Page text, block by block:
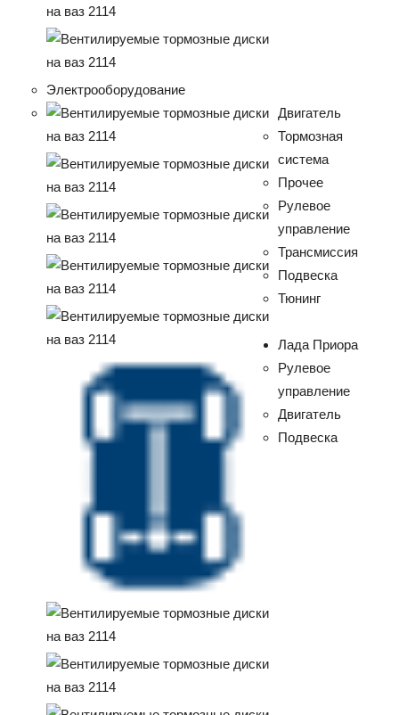
Электрооборудование
Двигатель
Тормозная
система
Прочее
Рулевое
управление
Трансмиссия
Подвеска
Тюнинг
Лада Приора
Рулевое
управление
Двигатель
Подвеска